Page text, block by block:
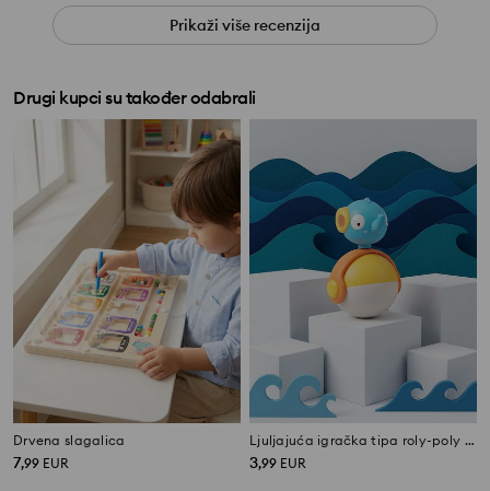
Prikaži više recenzija
Drugi kupci su također odabrali
Drvena slagalica
7,99 EUR
Ljuljajuća igračka tipa roly-poly – slon
3,99 EUR